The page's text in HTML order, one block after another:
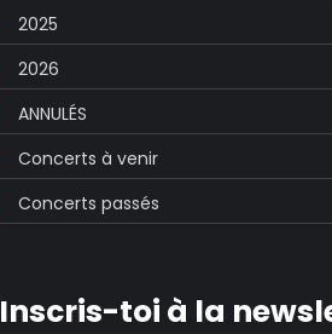
2025
2026
ANNULÉS
Concerts à venir
Concerts passés
Inscris-toi à la